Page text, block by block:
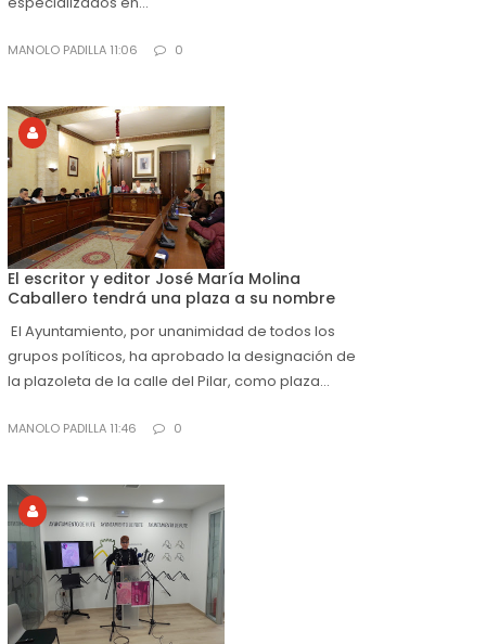
MANOLO PADILLA 11:06 0
El escritor y editor José María Molina
Caballero tendrá una plaza a su nombre
El Ayuntamiento, por unanimidad de todos los
grupos políticos, ha aprobado la designación de
la plazoleta de la calle del Pilar, como plaza...
MANOLO PADILLA 11:46 0